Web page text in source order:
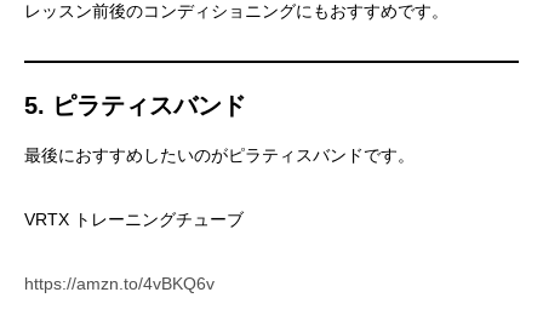
レッスン前後のコンディショニングにもおすすめです。
5. ピラティスバンド
最後におすすめしたいのがピラティスバンドです。
VRTX トレーニングチューブ
https://amzn.to/4vBKQ6v